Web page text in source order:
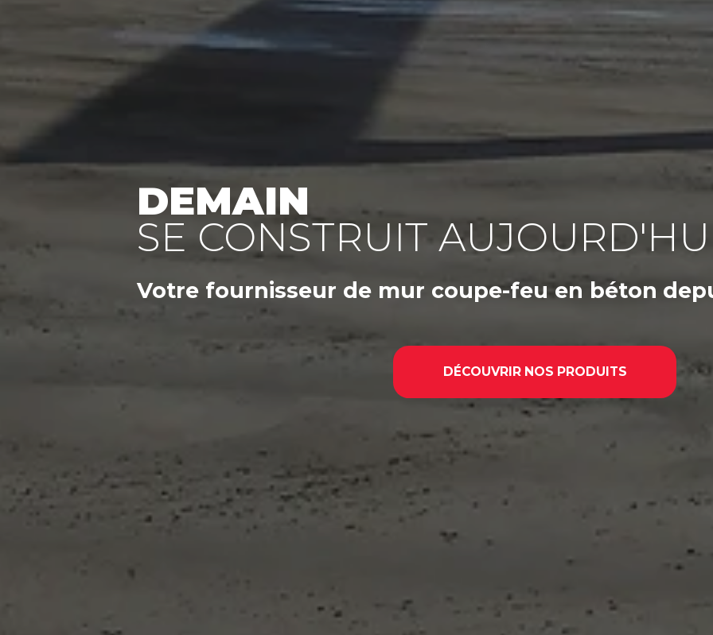
DEMAIN
SE CONSTRUIT
Votre fournisseur de mur coupe-feu en béton
DÉCOUVRIR NOS PRODUITS